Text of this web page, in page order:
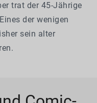
trat der 45-Jährige
der wenigen
sein alter